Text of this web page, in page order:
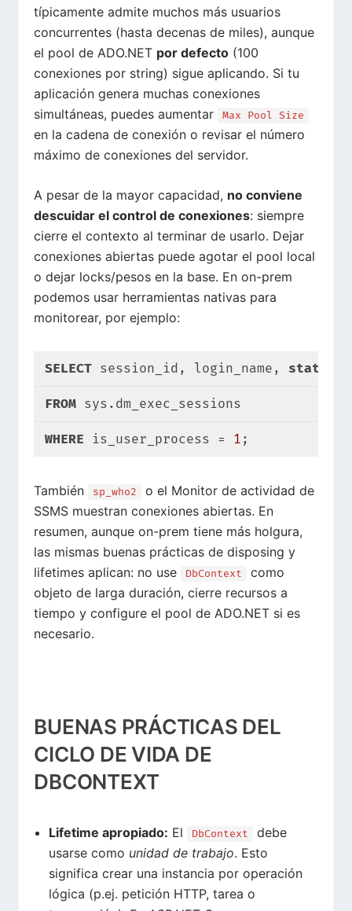
típicamente admite muchos más usuarios
concurrentes (hasta decenas de miles), aunque
el pool de ADO.NET por defecto (100
conexiones por string) sigue aplicando. Si tu
aplicación genera muchas conexiones
simultáneas, puedes aumentar
Max Pool Size
en la cadena de conexión o revisar el número
máximo de conexiones del servidor.
A pesar de la mayor capacidad, no conviene
descuidar el control de conexiones: siempre
cierre el contexto al terminar de usarlo. Dejar
conexiones abiertas puede agotar el pool local
o dejar locks/pesos en la base. En on-prem
podemos usar herramientas nativas para
monitorear, por ejemplo:
SELECT session_id, login_name, status
FROM sys.dm_exec_sessions
WHERE is_user_process = 1 ;
También sp_who2
o el Monitor de actividad de
SSMS muestran conexiones abiertas. En
resumen, aunque on-prem tiene más holgura,
las mismas buenas prácticas de disposing y
lifetimes aplican: no use
DbContext
como
objeto de larga duración, cierre recursos a
tiempo y configure el pool de ADO.NET si es
necesario.
BUENAS PRÁCTICAS DEL
CICLO DE VIDA DE
DBCONTEXT
Lifetime apropiado: El DbContext
debe
usarse como unidad de trabajo. Esto
significa crear una instancia por operación
lógica (p.ej. petición HTTP, tarea o